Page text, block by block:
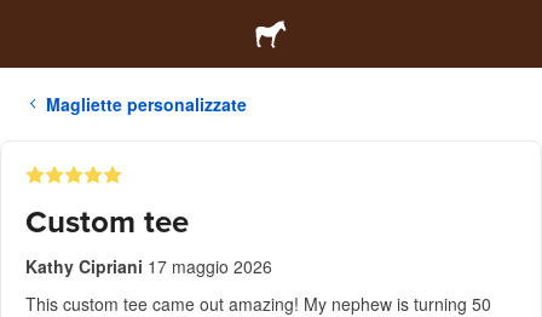
Magliette personalizzate
Custom tee
Kathy Cipriani 17 maggio 2026
This custom tee came out amazing! My nephew is turning 50